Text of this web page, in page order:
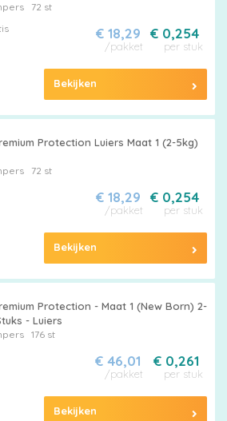
72 st
€ 0,254
per stuk
€ 18,29
/pakket
Bekijken
Protection Luiers Maat 1 (2-5kg)
72 st
€ 0,254
per stuk
€ 18,29
/pakket
Bekijken
Protection - Maat 1 (New Born) 2-
- Luiers
176 st
€ 0,261
per stuk
€ 46,01
/pakket
Bekijken